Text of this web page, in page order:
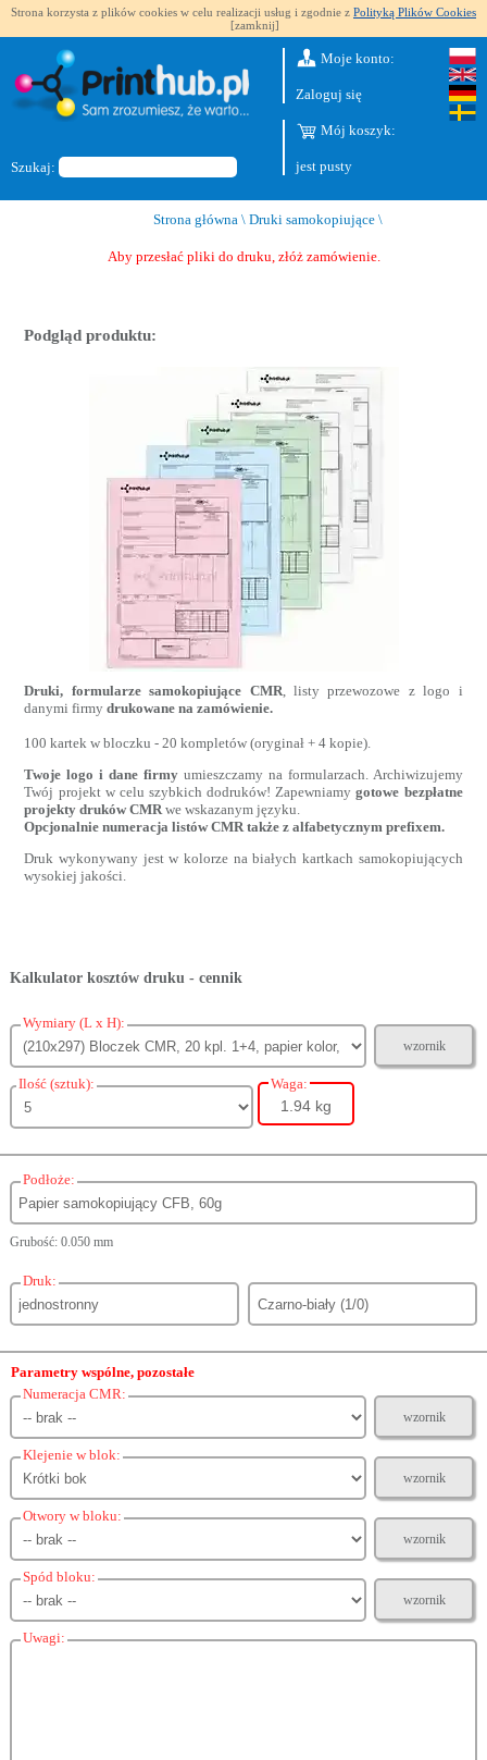
Strona korzysta z plików cookies w celu realizacji usług i zgodnie z Polityką Plików Cookies
[zamknij]
Szukaj:
Moje konto:
Zaloguj się
Mój koszyk:
jest pusty
Strona główna\ Druki samokopiujące\
Aby przesłać pliki do druku, złóż zamówienie.
Podgląd produktu:
Druki, formularze samokopiujące CMR, listy przewozowe z logo i
danymi firmydrukowane na zamówienie.
100 kartek w bloczku - 20 kompletów (oryginał + 4 kopie).
Twoje logo i dane firmy umieszczamy na formularzach. Archiwizujemy
Twój projekt w celu szybkich dodruków! Zapewniamygotowe bezpłatne
projekty druków CMRwe wskazanym języku.
Opcjonalnie numeracja listów CMR także z alfabetycznym prefixem.
Druk wykonywany jest w kolorze na białych kartkach samokopiujących
wysokiej jakości.
Kalkulator kosztów druku - cennik
Wymiary (L x H):
wzornik
Ilość (sztuk): Waga:
1.94 kg
Podłoże:
Grubość: 0.050 mm
Druk:
Parametry wspólne, pozostałe
Numeracja CMR:
wzornik
Klejenie w blok:
wzornik
Otwory w bloku:
wzornik
Spód bloku:
wzornik
Uwagi: